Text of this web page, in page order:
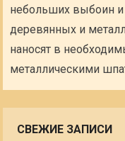
небольших выбоин
деревянных и
наносят в
металлическими
СВЕЖИЕ ЗАПИСИ